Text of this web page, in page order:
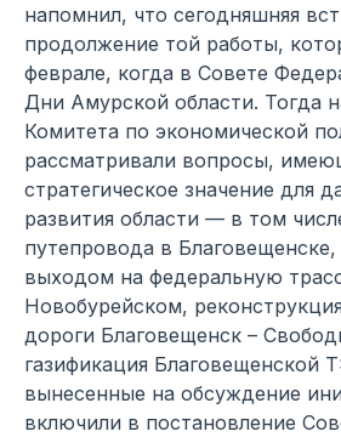
напомнил, что сегодняшняя
продолжение той работы,
феврале, когда в Совете
Дни Амурской области. Тогда
Комитета по экономической
рассматривали вопросы,
стратегическое значение для
развития области — в том
путепровода в Благовещенске,
выходом на федеральную
Новобурейском,
дороги Благовещенск –
газификация Благовещенской
вынесенные на обсуждение
включили в постановление